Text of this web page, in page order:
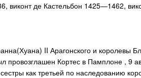
виконт де Кастельбон 1425—1462,
II Арагонского и королевы
Кортес в Памплоне , 9
как третьей по наследованию